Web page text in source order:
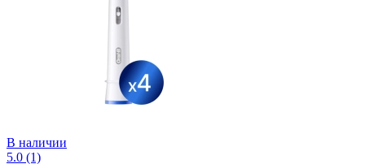
В наличии
5.0 (1)